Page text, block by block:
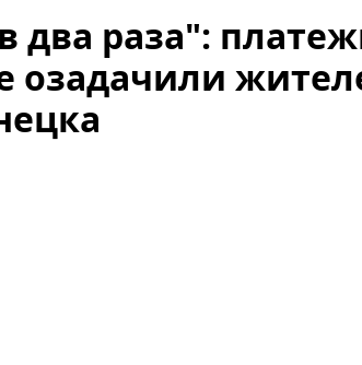
два раза":
озадачили